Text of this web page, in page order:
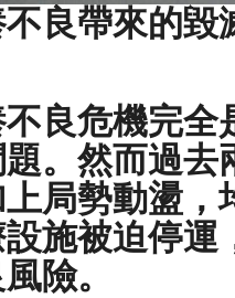
良帶來的毀
良危機完全
。然而過去
局勢動盪，
施被迫停運
險。